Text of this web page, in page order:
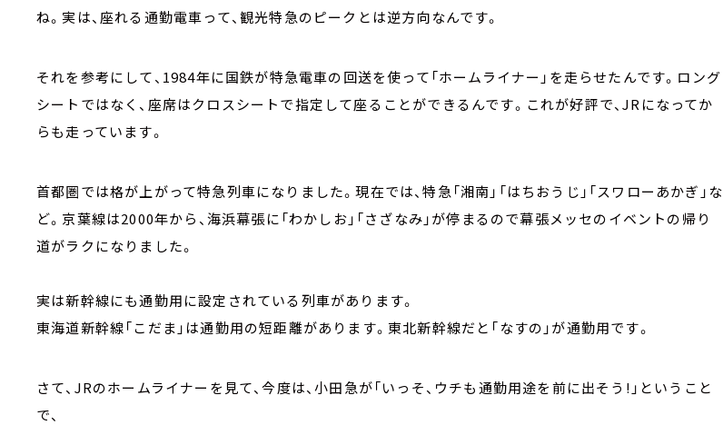
ね。実は、座れる通勤電車って、観光特急のピークとは逆方向なんです。
それを参考にして、1984年に国鉄が特急電車の回送を使って「ホームライナー」を走らせたんです。ロング
シートではなく、座席はクロスシートで指定して座ることができるんです。これが好評で、JRになってか
らも走っています。
首都圏では格が上がって特急列車になりました。現在では、特急「湘南」「はちおうじ」「スワローあかぎ」な
ど。京葉線は2000年から、海浜幕張に「わかしお」「さざなみ」が停まるので幕張メッセのイベントの帰り
道がラクになりました。
実は新幹線にも通勤用に設定されている列車があります。
東海道新幹線「こだま」は通勤用の短距離があります。東北新幹線だと「なすの」が通勤用です。
さて、JRのホームライナーを見て、今度は、小田急が「いっそ、ウチも通勤用途を前に出そう!」ということ
で、